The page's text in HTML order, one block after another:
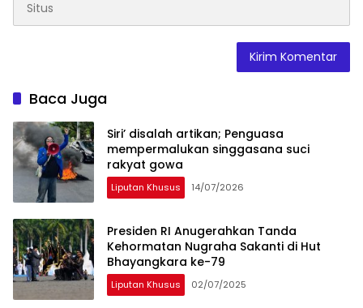
Baca Juga
Siri’ disalah artikan; Penguasa
mempermalukan singgasana suci
rakyat gowa
Liputan Khusus 14/07/2026
Presiden RI Anugerahkan Tanda
Kehormatan Nugraha Sakanti di Hut
Bhayangkara ke-79
Liputan Khusus 02/07/2025